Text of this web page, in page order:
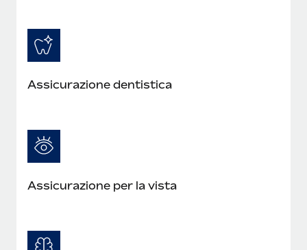
Assicurazione dentistica
Assicurazione per la vista